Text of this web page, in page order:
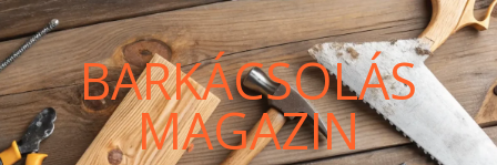
BARKÁCSOLÁS
MAGAZIN